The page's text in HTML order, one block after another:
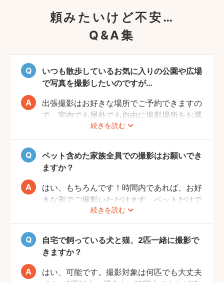
頼みたいけど不安…
Q&A集
いつも散歩しているお気に入りの公園や広場
で写真を撮影したいのですが…
続きを読む
出張撮影はお好きな場所でご予約できますの
で、室内でも屋外でも自由に撮影場所をお選
びいただけます。
しかし、公園や広場によっては「放し飼い」
や「撮影」が禁止の場所もありますので、事
前にご確認をお願いいたします。
ペット含めた家族全員での撮影はお願いでき
ますか？
続きを読む
はい、もちろんです！時間内であれば、お好
きな形でご撮影いただけます。ペットだけで
の撮影も、ご家族での撮影もお好きな形でお
楽しみください。
自宅で飼っている犬と猫、2匹一緒に撮影で
きますか？
はい、可能です。撮影対象は何匹でも大丈夫